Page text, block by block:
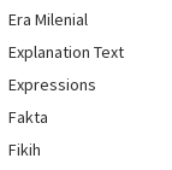
Era Milenial
Explanation Text
Expressions
Fakta
Fikih